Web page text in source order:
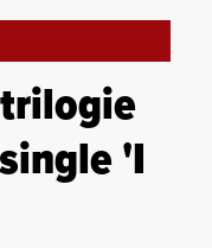
trilogie
'I